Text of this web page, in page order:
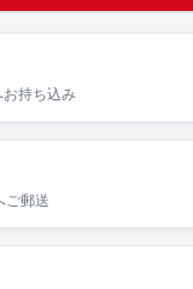
持ち込み
ご郵送